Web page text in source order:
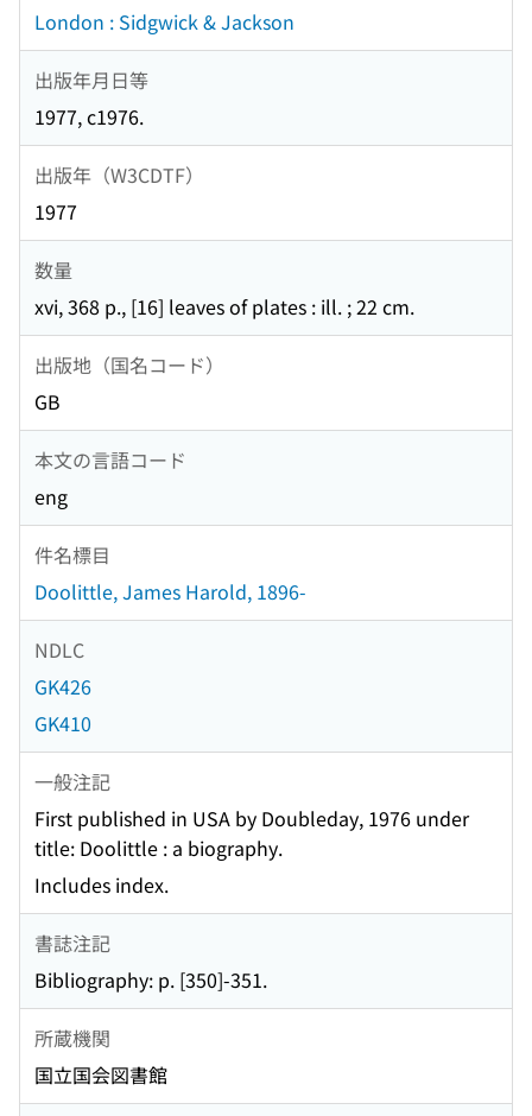
London : Sidgwick & Jackson
出版年月日等
1977, c1976.
出版年（W3CDTF）
1977
数量
xvi, 368 p., [16] leaves of plates : ill. ; 22 cm.
出版地（国名コード）
GB
本文の言語コード
eng
件名標目
Doolittle, James Harold, 1896-
NDLC
GK426
GK410
一般注記
First published in USA by Doubleday, 1976 under
title: Doolittle : a biography.
Includes index.
書誌注記
Bibliography: p. [350]-351.
所蔵機関
国立国会図書館